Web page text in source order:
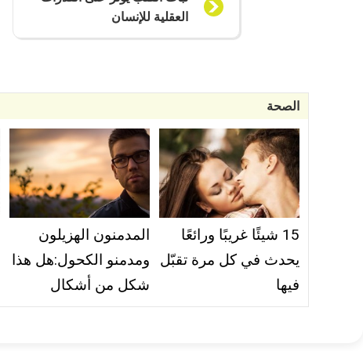
العقلية للإنسان
الصحة
15 شيئًا غريبًا ورائعًا
يحدث في كل مرة تقبّل
فيها
المدمنون الهزيلون
ومدمنو الكحول:هل هذا
شكل من أشكال
فقدان الشهية؟